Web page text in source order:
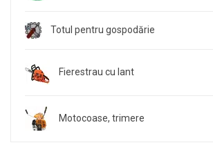
Totul pentru gospodărie
Fierestrau cu lant
Motocoase, trimere